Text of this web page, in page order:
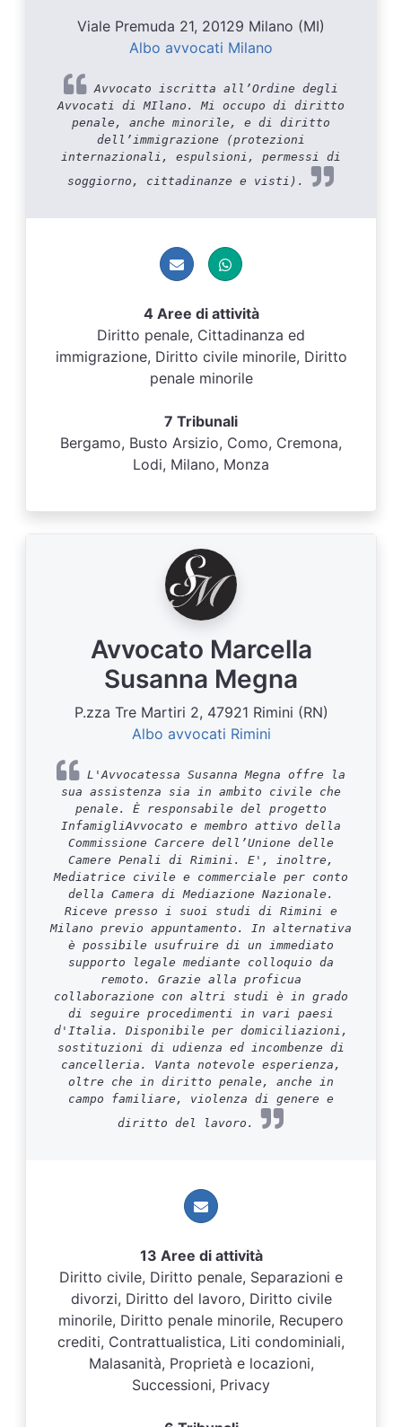
Viale Premuda 21, 20129 Milano (MI)
Albo avvocati Milano
Avvocato iscritta all’Ordine degli
Avvocati di MIlano. Mi occupo di diritto
penale, anche minorile, e di diritto
dell’immigrazione (protezioni
internazionali, espulsioni, permessi di
soggiorno, cittadinanze e visti).
4 Aree di attività
Diritto penale, Cittadinanza ed
immigrazione, Diritto civile minorile, Diritto
penale minorile
7 Tribunali
Bergamo, Busto Arsizio, Como, Cremona,
Lodi, Milano, Monza
Avvocato Marcella
Susanna Megna
P.zza Tre Martiri 2, 47921 Rimini (RN)
Albo avvocati Rimini
L'Avvocatessa Susanna Megna offre la
sua assistenza sia in ambito civile che
penale. È responsabile del progetto
InfamigliAvvocato e membro attivo della
Commissione Carcere dell’Unione delle
Camere Penali di Rimini. E', inoltre,
Mediatrice civile e commerciale per conto
della Camera di Mediazione Nazionale.
Riceve presso i suoi studi di Rimini e
Milano previo appuntamento. In alternativa
è possibile usufruire di un immediato
supporto legale mediante colloquio da
remoto. Grazie alla proficua
collaborazione con altri studi è in grado
di seguire procedimenti in vari paesi
d'Italia. Disponibile per domiciliazioni,
sostituzioni di udienza ed incombenze di
cancelleria. Vanta notevole esperienza,
oltre che in diritto penale, anche in
campo familiare, violenza di genere e
diritto del lavoro.
13 Aree di attività
Diritto civile, Diritto penale, Separazioni e
divorzi, Diritto del lavoro, Diritto civile
minorile, Diritto penale minorile, Recupero
crediti, Contrattualistica, Liti condominiali,
Malasanità, Proprietà e locazioni,
Successioni, Privacy